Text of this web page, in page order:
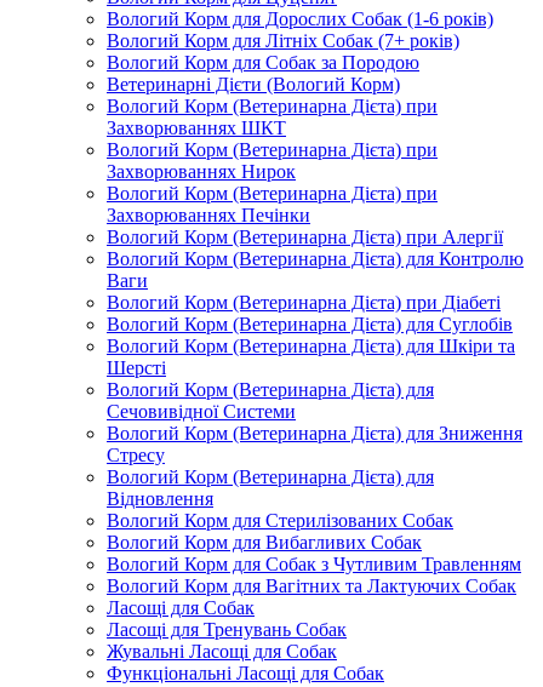
Вологий Корм для Дорослих Собак (1-6 років)
Вологий Корм для Літніх Собак (7+ років)
Вологий Корм для Собак за Породою
Ветеринарні Дієти (Вологий Корм)
Вологий Корм (Ветеринарна Дієта) при
Захворюваннях ШКТ
Вологий Корм (Ветеринарна Дієта) при
Захворюваннях Нирок
Вологий Корм (Ветеринарна Дієта) при
Захворюваннях Печінки
Вологий Корм (Ветеринарна Дієта) при Алергії
Вологий Корм (Ветеринарна Дієта) для Контролю
Ваги
Вологий Корм (Ветеринарна Дієта) при Діабеті
Вологий Корм (Ветеринарна Дієта) для Суглобів
Вологий Корм (Ветеринарна Дієта) для Шкіри та
Шерсті
Вологий Корм (Ветеринарна Дієта) для
Сечовивідної Системи
Вологий Корм (Ветеринарна Дієта) для Зниження
Стресу
Вологий Корм (Ветеринарна Дієта) для
Відновлення
Вологий Корм для Стерилізованих Собак
Вологий Корм для Вибагливих Собак
Вологий Корм для Собак з Чутливим Травленням
Вологий Корм для Вагітних та Лактуючих Собак
Ласощі для Собак
Ласощі для Тренувань Собак
Жувальні Ласощі для Собак
Функціональні Ласощі для Собак